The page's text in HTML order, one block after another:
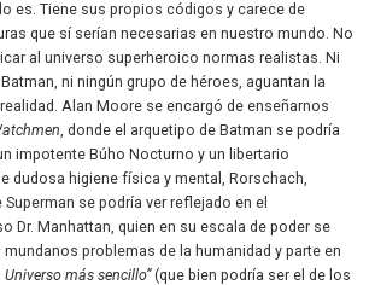
es. Tiene sus propios códigos y carece de
que sí serían necesarias en nuestro mundo. No
al universo superheroico normas realistas. Ni
ni ningún grupo de héroes, aguantan la
Alan Moore se encargó de enseñarnos
, donde el arquetipo de Batman se podría
impotente Búho Nocturno y un libertario
dudosa higiene física y mental, Rorschach,
Superman se podría ver reflejado en el
Dr. Manhattan, quien en su escala de poder se
problemas de la humanidad y parte en
Universo más sencillo”(que bien podría ser el de los